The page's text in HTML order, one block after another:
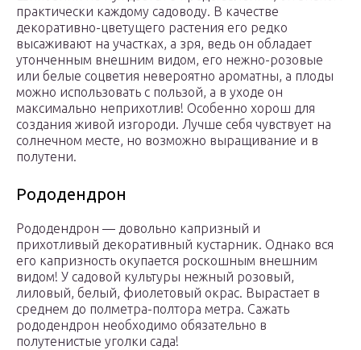
практически каждому садоводу. В качестве
декоративно-цветущего растения его редко
высаживают на участках, а зря, ведь он обладает
утонченным внешним видом, его нежно-розовые
или белые соцветия невероятно ароматны, а плоды
можно использовать с пользой, а в уходе он
максимально неприхотлив! Особенно хорош для
создания живой изгороди. Лучше себя чувствует на
солнечном месте, но возможно выращивание и в
полутени.
Рододендрон
Рододендрон — довольно капризный и
прихотливый декоративный кустарник. Однако вся
его капризность окупается роскошным внешним
видом! У садовой культуры нежный розовый,
лиловый, белый, фиолетовый окрас. Вырастает в
среднем до полметра-полтора метра. Сажать
рододендрон необходимо обязательно в
полутенистые уголки сада!